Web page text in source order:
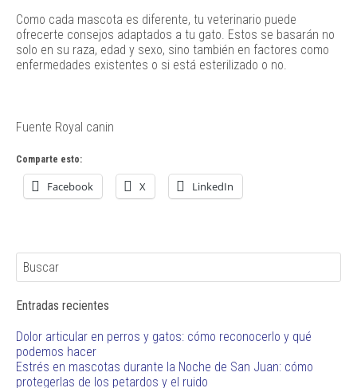
Como cada mascota es diferente, tu veterinario puede
ofrecerte consejos adaptados a tu gato. Estos se basarán no
solo en su raza, edad y sexo, sino también en factores como
enfermedades existentes o si está esterilizado o no.
Fuente Royal canin
Comparte esto:
Facebook X LinkedIn
Entradas recientes
Dolor articular en perros y gatos: cómo reconocerlo y qué
podemos hacer
Estrés en mascotas durante la Noche de San Juan: cómo
protegerlas de los petardos y el ruido